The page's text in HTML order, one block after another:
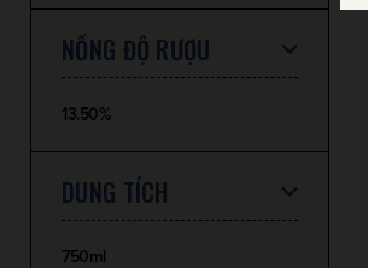
NỒNG ĐỘ RƯỢU
13.50%
DUNG TÍCH
750ml